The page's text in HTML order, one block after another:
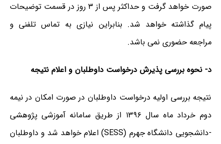
صورت خواهد گرفت و حداکثر پس از ۳ روز در قسمت توضیحات
پیام گذاشته خواهد شد. بنابراین نیازی به تماس تلفنی و
مراجعه حضوری نمی باشد.
د- نحوه بررسی پذیرش درخواست داوطلبان و اعلام نتیجه
نتیجه بررسی اولیه درخواست داوطلبان در صورت امکان در نیمه
دوم خرداد ماه سال ۱۳۹۶ از طریق سامانه آموزشی پژوهشی
-دانشجویی دانشگاه جهرم (SESS) اعلام خواهد شد و داوطلبان